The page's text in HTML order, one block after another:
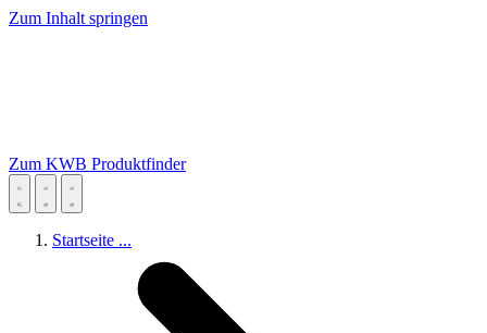
Zum Inhalt springen
Zum KWB Produktfinder
Startseite ...